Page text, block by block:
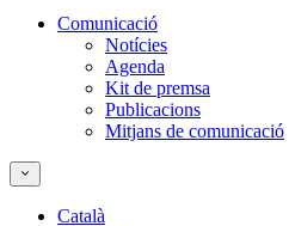
Comunicació
Notícies
Agenda
Kit de premsa
Publicacions
Mitjans de comunicació
Català